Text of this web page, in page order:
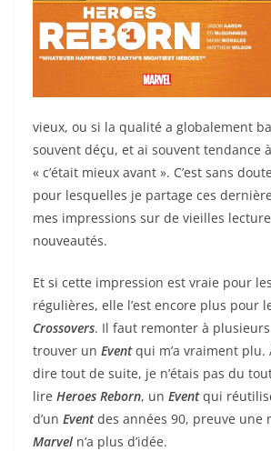
vieux, ou si la qualité a globalement
souvent déçu, et ai souvent tendance
« c’était mieux avant ». C’est sans
pour lesquelles je partage ces
mes impressions sur de vieilles
nouveautés.
Et si cette impression est vraie pour
régulières, elle l’est encore plus pour
Crossovers. Il faut remonter à
trouver un Eventqui m’a vraiment
dire tout de suite, je n’étais pas du
lire Heroes Reborn, un Eventqui
d’un Eventdes années 90, preuve une
Marvel n’a plus d’idée.